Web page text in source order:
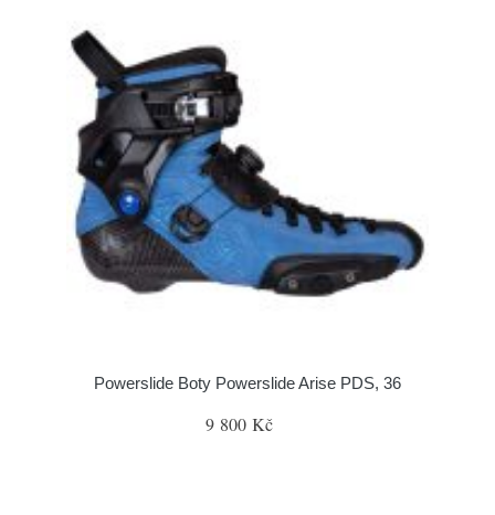
Powerslide Boty Powerslide Arise PDS, 36
9 800 Kč